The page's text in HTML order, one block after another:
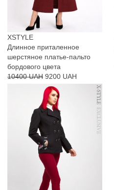
XSTYLE
Длинное приталенное
шерстяное платье-пальто
бордового цвета
10400 UAH 9200 UAH